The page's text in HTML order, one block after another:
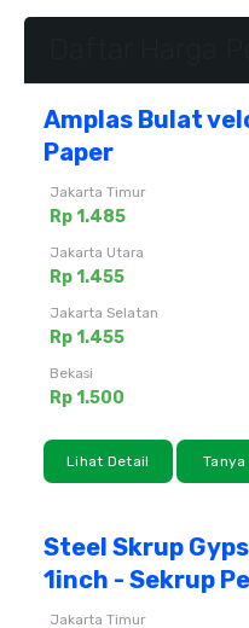
Amplas Bulat
Paper
Jakarta Timur
Rp 1.485
Jakarta Utara
Rp 1.455
Jakarta Selatan
Rp 1.455
Bekasi
Rp 1.500
Lihat Detail
Steel Skrup
1inch - Sekrup
Jakarta Timur